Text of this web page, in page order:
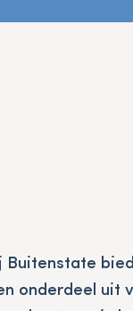
Buitenstate
onderdeel uit